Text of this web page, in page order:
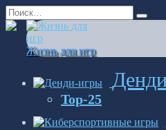
Перейти
к
содержанию
Search
for:
Жизнь для игр
Top-25